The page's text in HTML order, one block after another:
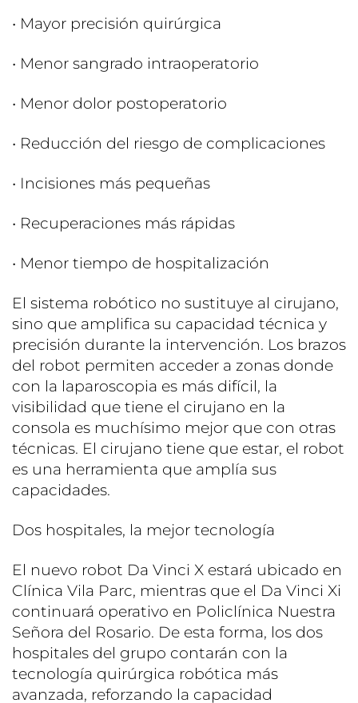
• Mayor precisión quirúrgica
• Menor sangrado intraoperatorio
• Menor dolor postoperatorio
• Reducción del riesgo de complicaciones
• Incisiones más pequeñas
• Recuperaciones más rápidas
• Menor tiempo de hospitalización
El sistema robótico no sustituye al cirujano,
sino que amplifica su capacidad técnica y
precisión durante la intervención. Los brazos
del robot permiten acceder a zonas donde
con la laparoscopia es más difícil, la
visibilidad que tiene el cirujano en la
consola es muchísimo mejor que con otras
técnicas. El cirujano tiene que estar, el robot
es una herramienta que amplía sus
capacidades.
Dos hospitales, la mejor tecnología
El nuevo robot Da Vinci X estará ubicado en
Clínica Vila Parc, mientras que el Da Vinci Xi
continuará operativo en Policlínica Nuestra
Señora del Rosario. De esta forma, los dos
hospitales del grupo contarán con la
tecnología quirúrgica robótica más
avanzada, reforzando la capacidad